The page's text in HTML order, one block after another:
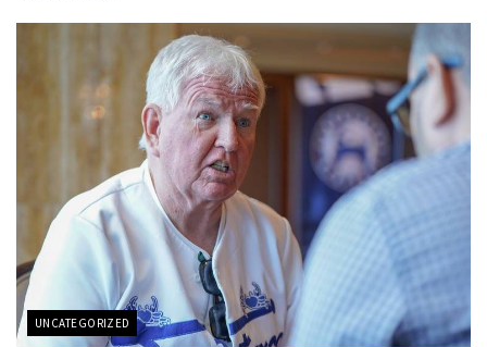
UNCATEGORIZED